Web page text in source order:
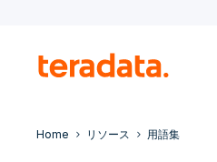
Home リソース 用語集